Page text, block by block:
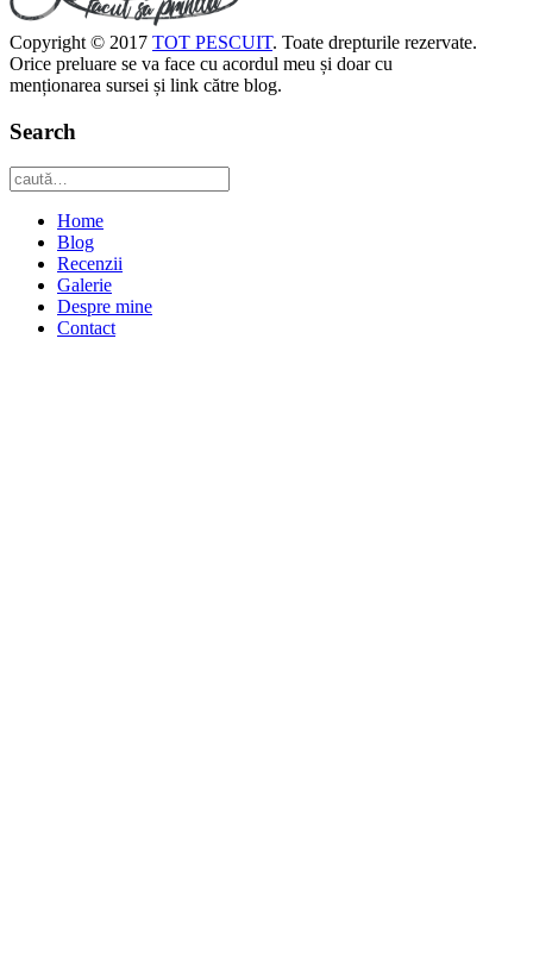
Copyright © 2017 TOT PESCUIT. Toate drepturile rezervate.
Orice preluare se va face cu acordul meu și doar cu
menționarea sursei și link către blog.
Search
Home
Blog
Recenzii
Galerie
Despre mine
Contact